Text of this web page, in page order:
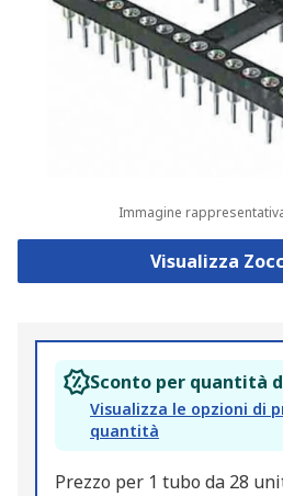
Immagine
Visualizza
Sconto per quantità
Visualizza le opzioni di
quantità
Prezzo per 1 tubo da 28